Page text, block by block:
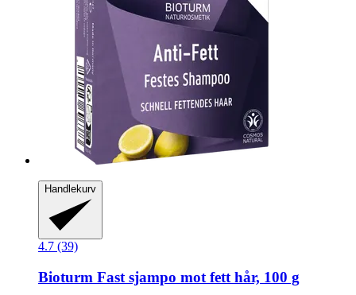
Handlekurv
4.7 (39)
Bioturm Fast sjampo mot fett hår, 100 g